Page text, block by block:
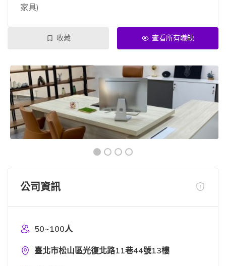
家具)
收藏 查看所有職缺
公司資訊
50~100人
臺北市松山區光復北路11巷44號13樓